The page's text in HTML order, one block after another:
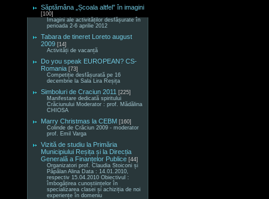
Săptămâna „Școala altfel” în imagini
[100]
Imagini ale activităților desfășurate în
perioada 2-6 aprilie 2012
Tabara de tineret Loreto august
2009 [14]
Activități de vacanță
Do you speak EUROPEAN? CS-
Romania [73]
Competiție desfășurată pe 16
decembrie la Sala Lira Reșița
Simboluri de Craciun 2011 [225]
Manifestare dedicată spiritului
Crăciunului Moderator : prof. Mădălina
CHIOSA
Marry Christmas la CEBM [160]
Colinde de Crăciun 2009 - moderator
prof. Emil Varga
Vizită de studiu la Primăria
Municipiului Reșița și la Direcția
Generală a Finanțelor Publice [44]
Organizatori prof. Claudia Stoiconi și
Păpălan Alina Data : 14.01.2010,
respectiv 15.04.2010 Obiectivul :
îmbogățirea cunoștiințelor în
specializarea clasei și achiziția de noi
experiențe în domeniu